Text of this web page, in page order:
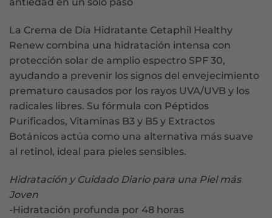
antiedad en un solo paso
La Crema de Día Hidratante Cetaphil Healthy
Renew combina una hidratación intensa con
protección solar de amplio espectro SPF 30,
ayudando a prevenir los signos del envejecimiento
prematuro causados por los rayos UVA/UVB y los
radicales libres. Su fórmula con Péptidos
Purificados, Vitaminas B3 y B5 y Extractos
Botánicos actúa como una alternativa más suave
al retinol, ideal para pieles sensibles.
Hidratación y Cuidado Diario para una Piel más
Joven
-Hidratación profunda por 48 horas